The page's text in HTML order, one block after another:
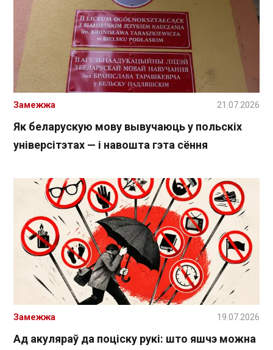
Як беларускую мову вывучаюць у польскіх
універсітэтах — і навошта гэта сёння
Замежжа 21.07.2026
Ад акуляраў да поціску рукі: што яшчэ можна
Замежжа 19.07.2026